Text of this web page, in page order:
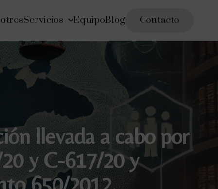
Servicios EquipoBlog Contacto
llevada a cabo por
y C-617/20 y
650/2012.